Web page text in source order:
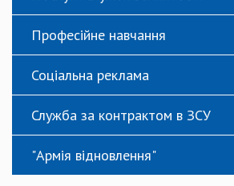
Професійне навчання
Соціальна реклама
Служба за контрактом в ЗСУ
"Армія відновлення"